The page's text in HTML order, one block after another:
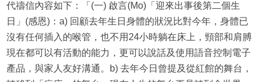
代禱信內容如下：「(一) 啟言(Mo)「迎來出事後第二個生
日」(感恩)：a) 回顧去年生日身體的狀況比對今年，身體已
沒有任何插入的喉管，也不用24小時躺在床上，頸部和肩膊
現在都可以有活動的能力，更可以說話及使用語音控制電子
產品，與家人友好溝通。b) 去年今日曾提及從紅館的舞台，